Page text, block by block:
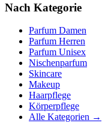
Nach Kategorie
Parfum Damen
Parfum Herren
Parfum Unisex
Nischenparfum
Skincare
Makeup
Haarpflege
Körperpflege
Alle Kategorien →